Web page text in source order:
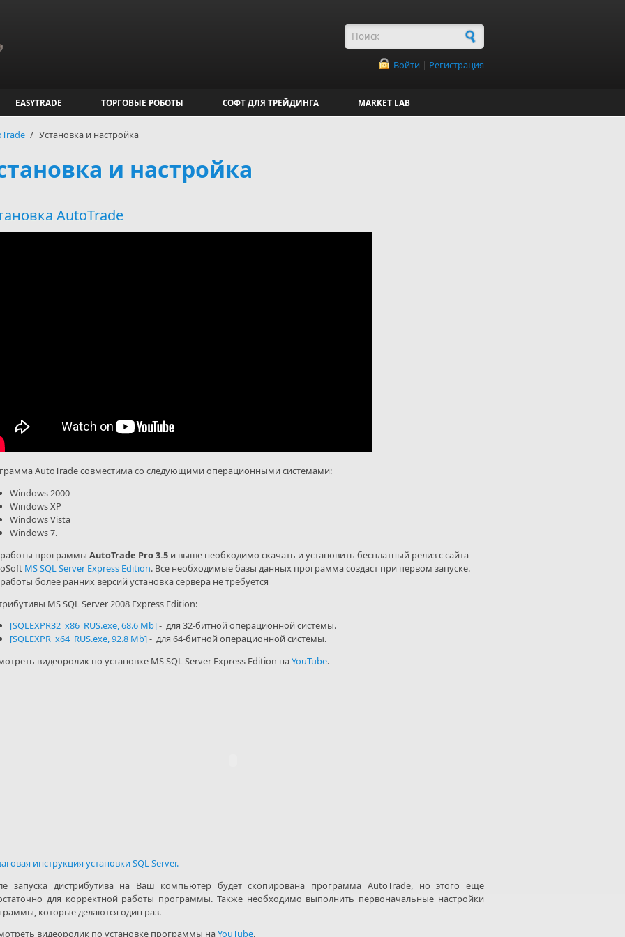
Форма поиска
Войти | Регистрация
EASYTRADE ТОРГОВЫЕ РОБОТЫ СОФТ ДЛЯ ТРЕЙДИНГА MARKET LAB
/ Установка и настройка
и настройка
AutoTrade
AutoTrade совместима со следующими операционными системами:
Windows 2000
Windows XP
Windows Vista
Windows 7.
программы AutoTrade Pro 3.5 и выше необходимо скачать и установить бесплатный релиз с сайта
MS SQL Server Express Edition. Все необходимые базы данных программа создаст при первом запуске.
более ранних версий установка сервера не требуется
MS SQL Server 2008 Express Edition:
[SQLEXPR32_x86_RUS.exe, 68.6 Мb]- для 32-битной операционной системы.
[SQLEXPR_x64_RUS.exe, 92.8 Мb]- для 64-битной операционной системы.
видеоролик по установке MS SQL Server Express Edition на YouTube.
инструкция установки SQL Server.
запуска дистрибутива на Ваш компьютер будет скопирована программа AutoTrade, но этого еще
для корректной работы программы. Также необходимо выполнить первоначальные настройки
которые делаются один раз.
видеоролик по установке программы на YouTube.